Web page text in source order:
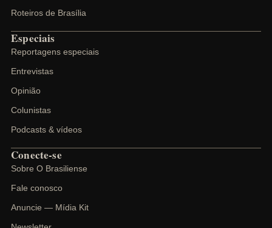
Roteiros de Brasília
Especiais
Reportagens especiais
Entrevistas
Opinião
Colunistas
Podcasts & vídeos
Conecte-se
Sobre O Brasiliense
Fale conosco
Anuncie — Mídia Kit